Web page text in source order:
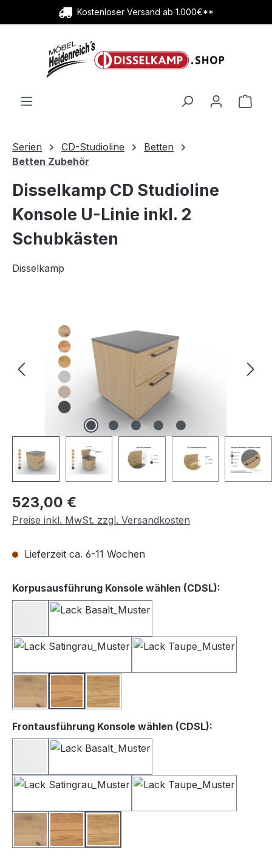
Zum Hauptinhalt springenKostenloser Versand ab 1.000€**
Serien CD-Studioline
Betten
Betten Zubehör
Disselkamp CD Studioline
Konsole U-Linie inkl. 2
Schubkästen
Disselkamp
Regulärer Preis:
523,00 €
Preise inkl. MwSt. zzgl. Versandkosten
Lieferzeit ca. 6-11 Wochen
Korpusausführung Konsole wählen (CDSL):
BalkeneicheKernbucheWildeiche
Frontausführung Konsole wählen (CDSL):
BalkeneicheKernbucheWildeiche